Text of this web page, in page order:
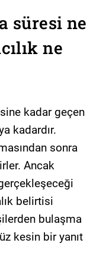
süresi ne
ne
kadar geçen
kadardır.
sonra
Ancak
belirtisi
bulaşma
kesin bir yanıt